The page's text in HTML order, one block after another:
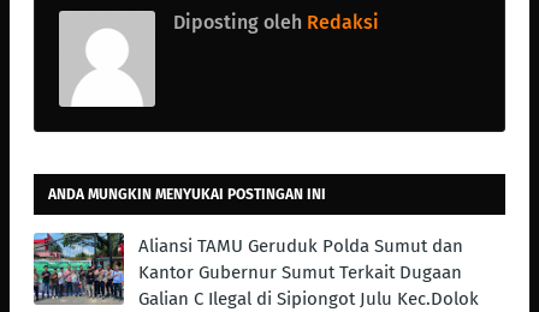
Diposting oleh Redaksi
ANDA MUNGKIN MENYUKAI POSTINGAN INI
Aliansi TAMU Geruduk Polda Sumut dan
Kantor Gubernur Sumut Terkait Dugaan
Galian C Ilegal di Sipiongot Julu Kec.Dolok